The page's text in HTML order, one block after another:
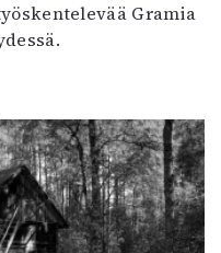
Gramia